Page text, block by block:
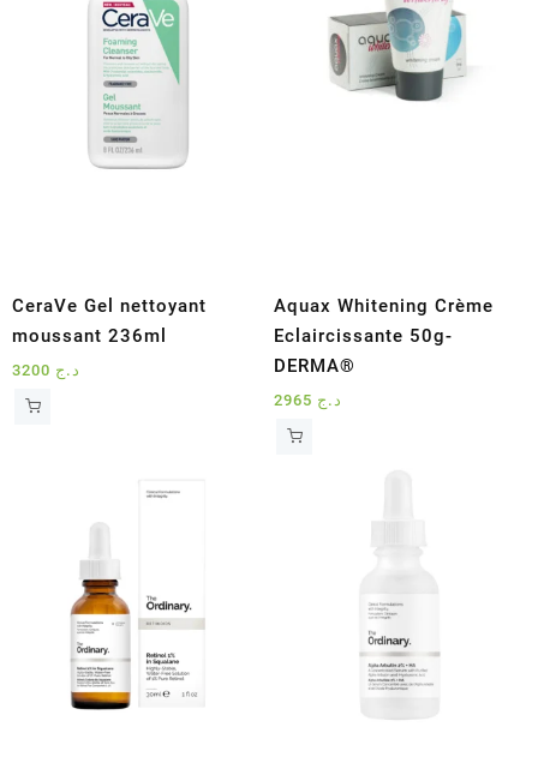
CeraVe Gel nettoyant
moussant 236ml
د.ج
Aquax Whitening Crème
Eclaircissante 50g-
DERMA®
د.ج